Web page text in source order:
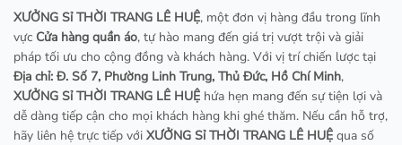
XƯỞNG Sỉ THỜI TRANG LÊ HUỆ, một đơn vị hàng đầu trong lĩnh
vực Cửa hàng quần áo, tự hào mang đến giá trị vượt trội và giải
pháp tối ưu cho cộng đồng và khách hàng. Với vị trí chiến lược tại
Địa chỉ: Đ. Số 7, Phường Linh Trung, Thủ Đức, Hồ Chí Minh,
XƯỞNG Sỉ THỜI TRANG LÊ HUỆ hứa hẹn mang đến sự tiện lợi và
dễ dàng tiếp cận cho mọi khách hàng khi ghé thăm. Nếu cần hỗ trợ,
hãy liên hệ trực tiếp với XƯỞNG Sỉ THỜI TRANG LÊ HUỆ qua số